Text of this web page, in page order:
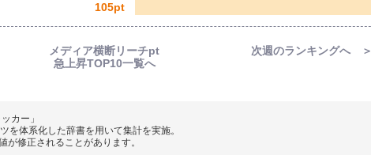
105pt
メディア横断リーチpt
急上昇TOP10一覧へ
次週のランキングへ ＞
カー」
体系化した辞書を用いて集計を実施。
修正されることがあります。